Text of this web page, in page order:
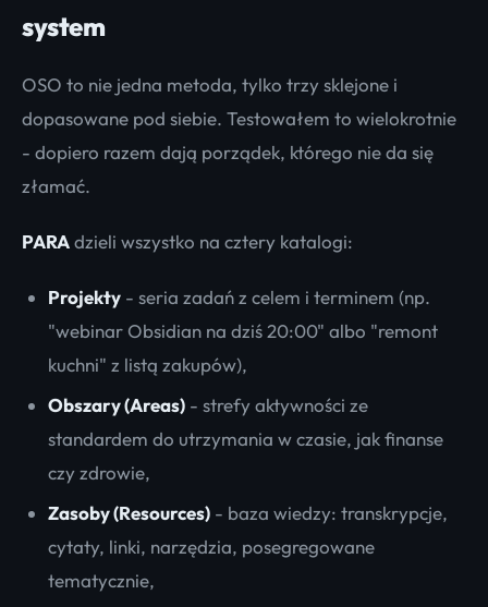
system
OSO to nie jedna metoda, tylko trzy sklejone i
dopasowane pod siebie. Testowałem to wielokrotnie
- dopiero razem dają porządek, którego nie da się
złamać.
PARAdzieli wszystko na cztery katalogi:
Projekty - seria zadań z celem i terminem (np.
"webinar Obsidian na dziś 20:00" albo "remont
kuchni" z listą zakupów),
Obszary (Areas) - strefy aktywności ze
standardem do utrzymania w czasie, jak finanse
czy zdrowie,
Zasoby (Resources) - baza wiedzy: transkrypcje,
cytaty, linki, narzędzia, posegregowane
tematycznie,